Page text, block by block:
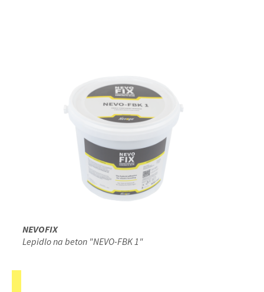
NEVOFIX
Lepidlo na beton "NEVO-FBK 1"